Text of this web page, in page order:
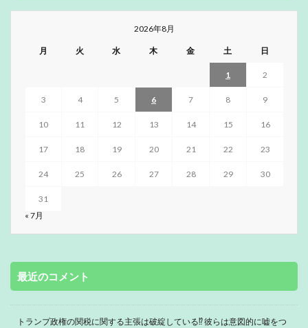
2026年8月
月 火 水 木 金 土 日
1 2
3 4 5 6 7 8 9
10 11 12 13 14 15 16
17 18 19 20 21 22 23
24 25 26 27 28 29 30
31
« 7月
最近のコメント
トランプ政権の関税に関する主張は破綻している⁉ 彼らは意図的に嘘をつ